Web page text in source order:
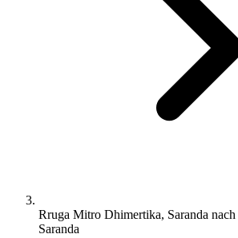
Rruga Mitro Dhimertika, Saranda nach
Saranda